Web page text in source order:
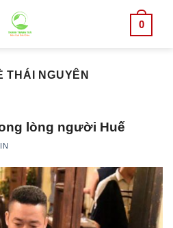
0
THÁI NGUYÊN
lòng người Huế